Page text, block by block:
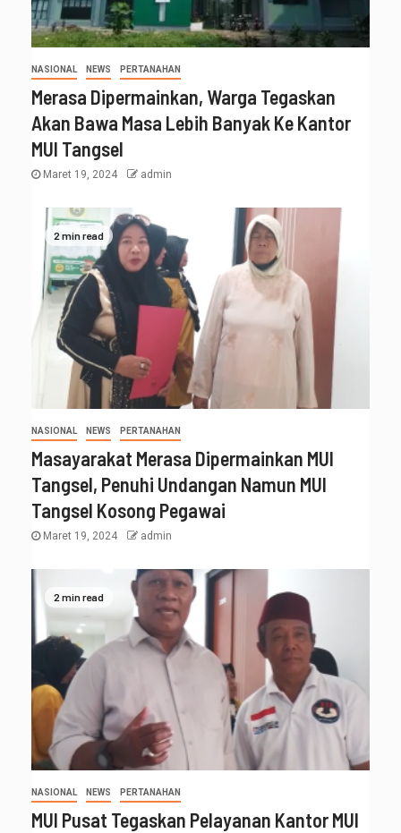
NASIONAL NEWS PERTANAHAN
Merasa Dipermainkan, Warga Tegaskan
Akan Bawa Masa Lebih Banyak Ke Kantor
MUI Tangsel
Maret 19, 2024 admin
2 min read
NASIONAL NEWS PERTANAHAN
Masayarakat Merasa Dipermainkan MUI
Tangsel, Penuhi Undangan Namun MUI
Tangsel Kosong Pegawai
Maret 19, 2024 admin
2 min read
NASIONAL NEWS PERTANAHAN
MUI Pusat Tegaskan Pelayanan Kantor MUI